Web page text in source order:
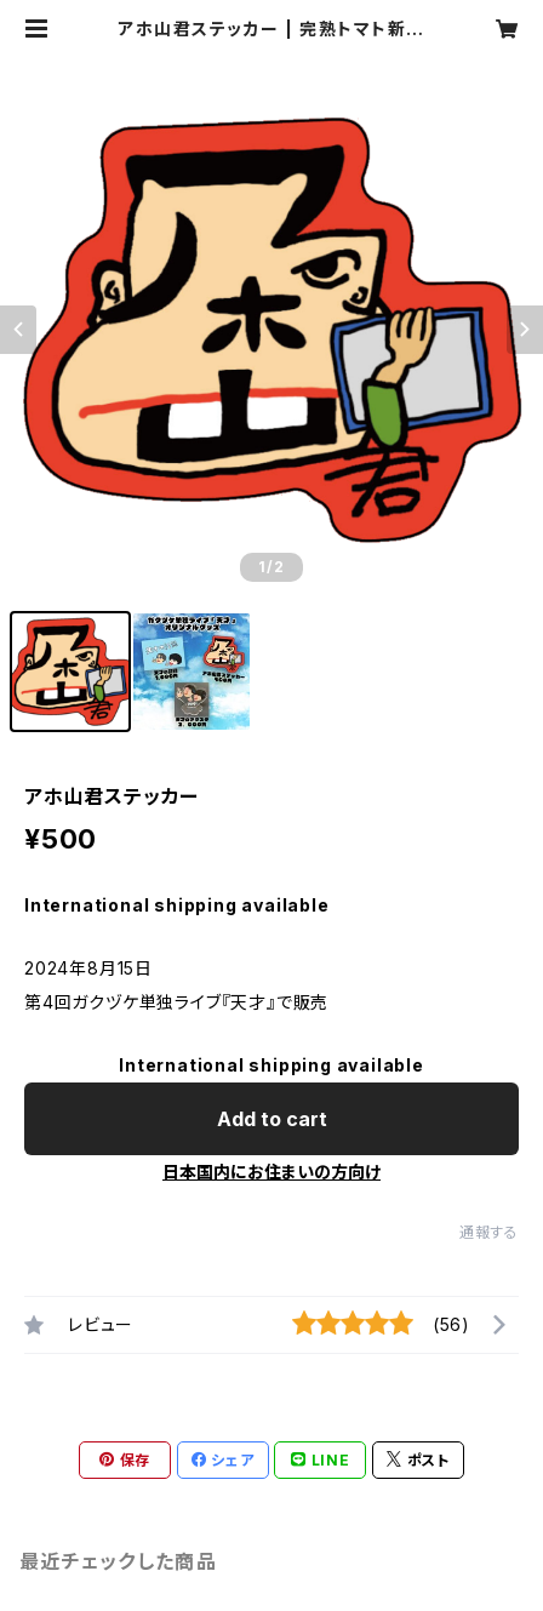
アホ山君ステッカー | 完熟トマト新聞
1 /2
アホ山君ステッカー
¥500
International shipping available
2024年8月15日
第4回ガクヅケ単独ライブ『天才』で販売
International shipping available
Add to cart
日本国内にお住まいの方向け
通報する
レビュー (56)
保存 シェア LINE ポスト
最近チェックした商品